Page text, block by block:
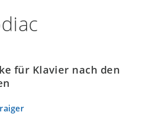
für Klavier nach den